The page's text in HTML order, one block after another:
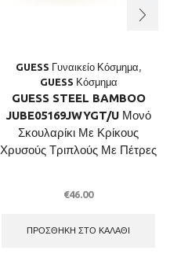
GUESS Γυναικείο Κόσμημα,
GUESS Κόσμημα
GUESS STEEL BAMBOO
JUBE05169JWYGT/U Μονό
Σκουλαρίκι Με Κρίκους
Χρυσούς Τριπλούς Με Πέτρες
€46.00
ΠΡΟΣΘΉΚΗ ΣΤΟ ΚΑΛΆΘΙ